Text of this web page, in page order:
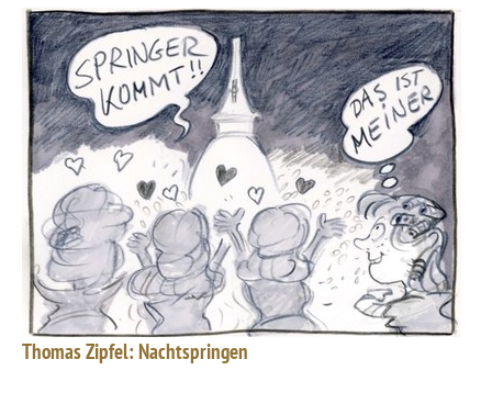
Thomas Zipfel: Nachtspringen